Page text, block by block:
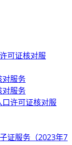
可证核对服
对服务
对服务
许可证核对服
证服务（2023年7